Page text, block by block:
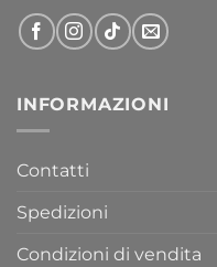
INFORMAZIONI
Contatti
Spedizioni
Condizioni di vendita